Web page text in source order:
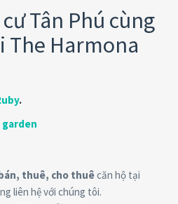
Tân Phú cùng
The Harmona
.
garden
thuê, cho thuêcăn hộ tại
liên hệ với chúng tôi.